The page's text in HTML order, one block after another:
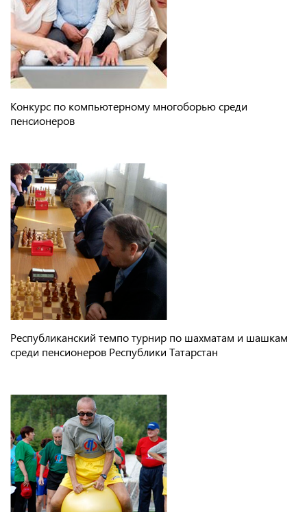
Конкурс по компьютерному многоборью среди
пенсионеров
Республиканский темпо турнир по шахматам и шашкам
среди пенсионеров Республики Татарстан